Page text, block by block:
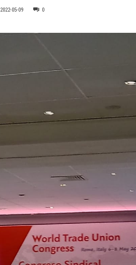
2022-05-09 0